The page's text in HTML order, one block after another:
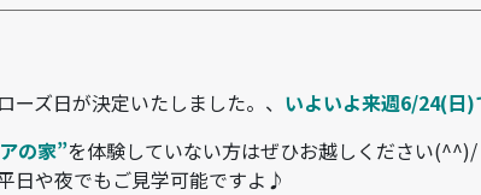
ズ日が決定いたしました。、 いよいよ来週6/24(日)
の家”を体験していない方はぜひお越しください(^^)/
日や夜でもご見学可能ですよ♪